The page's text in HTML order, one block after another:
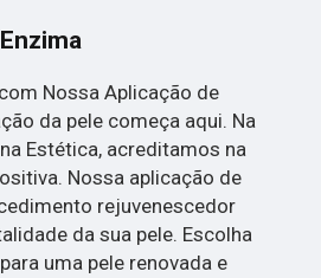
Nossa Aplicação de
da pele começa aqui. Na
Estética, acreditamos na
Nossa aplicação de
rejuvenescedor
da sua pele. Escolha
uma pele renovada e